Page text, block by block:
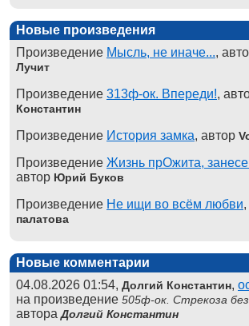
Новые произведения
Произведение Мысль, не иначе...,
Лучит
Произведение 313ф-ок. Впереди!,
Константин
Произведение История замка, автор
Произведение Жизнь прОжита,
автор Юрий Буков
Произведение Не ищи во всём любви
палатова
Новые комментарии
04.08.2026 01:54, Долгий Константин,
на произведение 505ф-ок. Стрекоза
автораДолгий Константин